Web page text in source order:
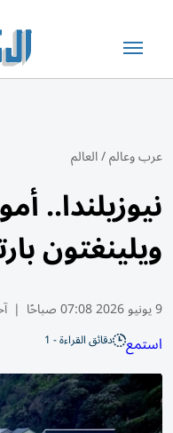
عرب وعالم/العالم
نيوزيلندا..
ويلينغتون بارتفاع
9 يونيو 2026 07:08 صباحًا |
استمع دقائق القراءة - 1